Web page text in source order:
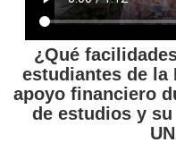
¿Qué
estudiantes de la
apoyo financiero
de estudios y